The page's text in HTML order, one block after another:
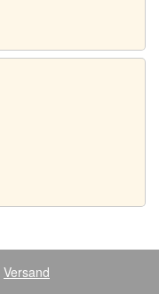
Versand